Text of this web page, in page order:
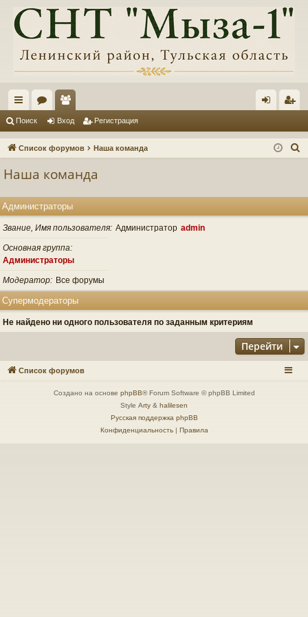
с
ы ум
ол
ьз
ел
и
д ис
Поиск Вход Регистрация
Список форумов Наша команда
Наша команда
Администраторы
Звание, Имя пользователя Администратор admin
Основная группа
Администраторы
Модератор Все форумы
Супермодераторы
Не найдено ни одного пользователя по заданным критериям
Перейти
Список форумов
Создано на основе phpBB® Forum Software © phpBB Limited
Style Arty & halilesen
Русская поддержка phpBB
Конфиденциальность| Правила